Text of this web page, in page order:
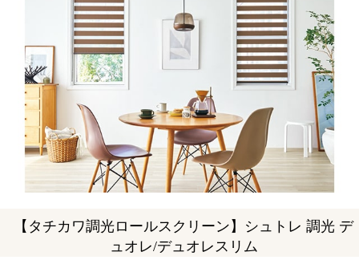
【タチカワ調光ロールスクリーン】シュトレ 調光 デ
ュオレ/デュオレスリム